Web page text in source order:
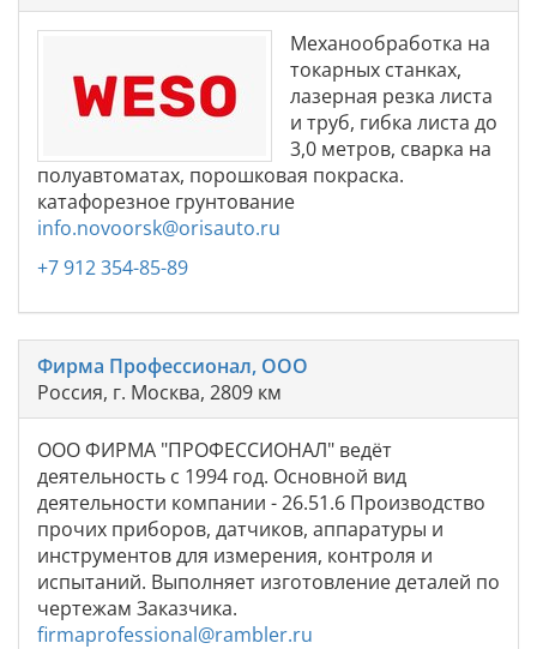
Механообработка на
токарных станках,
лазерная резка листа
и труб, гибка листа до
3,0 метров, сварка на
полуавтоматах, порошковая покраска.
катафорезное грунтование
info.novoorsk@orisauto.ru
+7 912 354-85-89
Фирма Профессионал, ООО
Россия, г. Москва, 2809 км
ООО ФИРМА "ПРОФЕССИОНАЛ" ведёт
деятельность с 1994 год. Основной вид
деятельности компании - 26.51.6 Производство
прочих приборов, датчиков, аппаратуры и
инструментов для измерения, контроля и
испытаний. Выполняет изготовление деталей по
чертежам Заказчика.
firmaprofessional@rambler.ru